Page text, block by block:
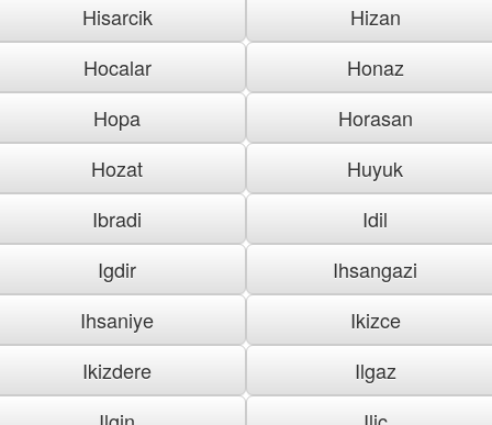
Hisarcik
Hizan
Hocalar
Honaz
Hopa
Horasan
Hozat
Huyuk
Ibradi
Idil
Igdir
Ihsangazi
Ihsaniye
Ikizce
Ikizdere
Ilgaz